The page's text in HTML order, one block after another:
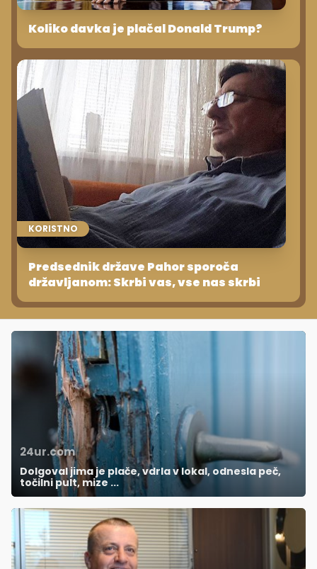
Koliko davka je plačal Donald Trump?
KORISTNO
Predsednik države Pahor sporoča
državljanom: Skrbi vas, vse nas skrbi
24ur.com
Dolgoval jima je plače, vdrla v lokal, odnesla peč,
točilni pult, mize ...